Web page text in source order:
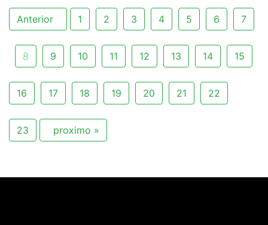
Anterior 1 2 3 4 5 6 7
8 9 10 11 12 13 14 15
16 17 18 19 20 21 22
23 proximo »